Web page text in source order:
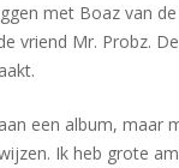
met Boaz van
vriend Mr. Probz.
een album,
Ik heb grote